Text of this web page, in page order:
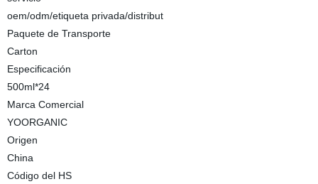
oem/odm/etiqueta privada/distribut
Paquete de Transporte
Carton
Especificación
500ml*24
Marca Comercial
YOORGANIC
Origen
China
Código del HS